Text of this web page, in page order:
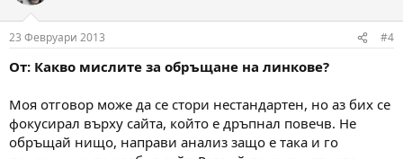
23 Февруари 2013 #4
От: Какво мислите за обръщане на линкове?
Моя отговор може да се стори нестандартен, но аз бих се
фокусирал върху сайта, който е дръпнал повечв. Не
обръщай нищо, направи анализ защо е така и го